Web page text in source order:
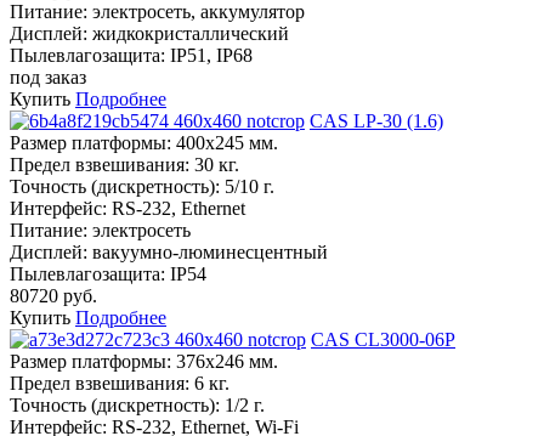
Питание: электросеть, аккумулятор
Дисплей: жидкокристаллический
Пылевлагозащита: IP51, IP68
под заказ
Купить Подробнее
CAS LP-30 (1.6)
Размер платформы: 400х245 мм.
Предел взвешивания: 30 кг.
Точность (дискретность): 5/10 г.
Интерфейс: RS-232, Ethernet
Питание: электросеть
Дисплей: вакуумно-люминесцентный
Пылевлагозащита: IP54
80720 руб.
Купить Подробнее
CAS CL3000-06P
Размер платформы: 376х246 мм.
Предел взвешивания: 6 кг.
Точность (дискретность): 1/2 г.
Интерфейс: RS-232, Ethernet, Wi-Fi